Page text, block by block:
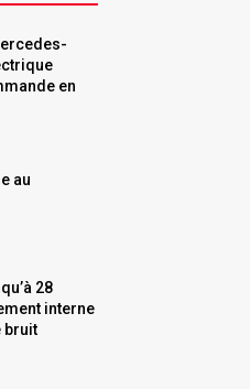
en
au
28
interne
bruit